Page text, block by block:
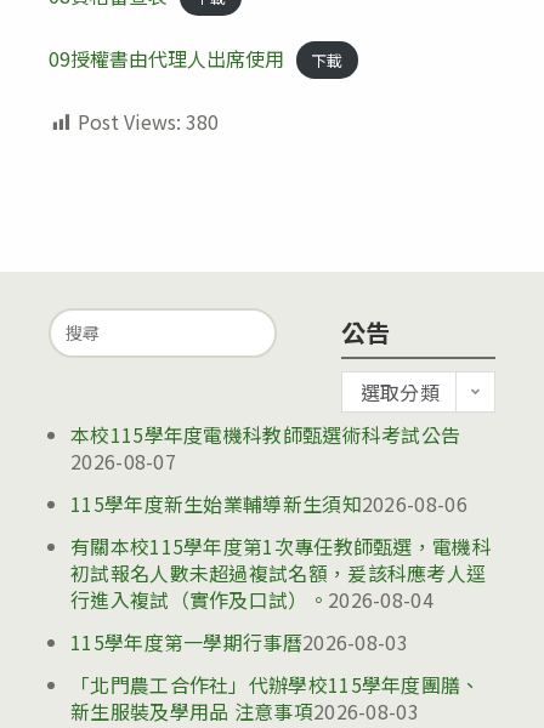
09授權書由代理人出席使用 下載
Post Views: 380
Search
for:
公告
告
選取分類
本校115學年度電機科教師甄選術科考試公告
2026-08-07
115學年度新生始業輔導新生須知2026-08-06
有關本校115學年度第1次專任教師甄選，電機科
初試報名人數未超過複試名額，爰該科應考人逕
行進入複試（實作及口試）。 2026-08-04
115學年度第一學期行事曆2026-08-03
「北門農工合作社」代辦學校115學年度團膳、
新生服裝及學用品 注意事項2026-08-03